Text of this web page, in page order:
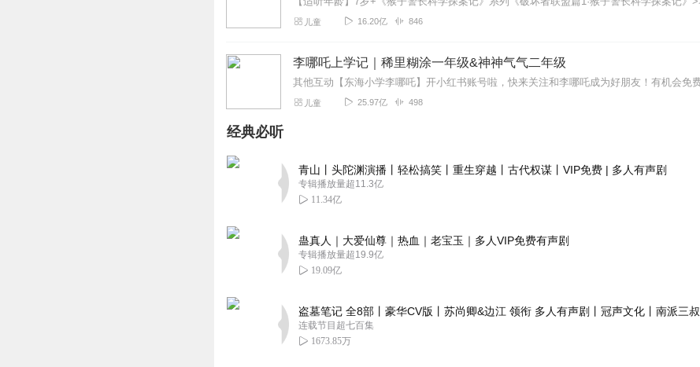
儿童 16.20亿 846
李哪吒上学记｜稀里糊涂一年级&神神气气二年级
儿童 25.97亿 498
经典必听
青山丨头陀渊演播丨轻松搞笑丨重生穿越丨古代权谋丨VIP免费 | 多人有声剧
专辑播放量超11.3亿
11.34亿
蛊真人｜大爱仙尊｜热血｜老宝玉｜多人VIP免费有声剧
专辑播放量超19.9亿
19.09亿
盗墓笔记 全8部丨豪华CV版丨苏尚卿&边江 领衔 多人有声剧丨冠声文化丨南派三叔
连载节目超七百集
1673.85万